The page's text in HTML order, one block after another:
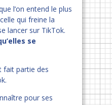
l’on entend le plus
qui freine la
lancer sur TikTok.
se
fait partie des
pour ses